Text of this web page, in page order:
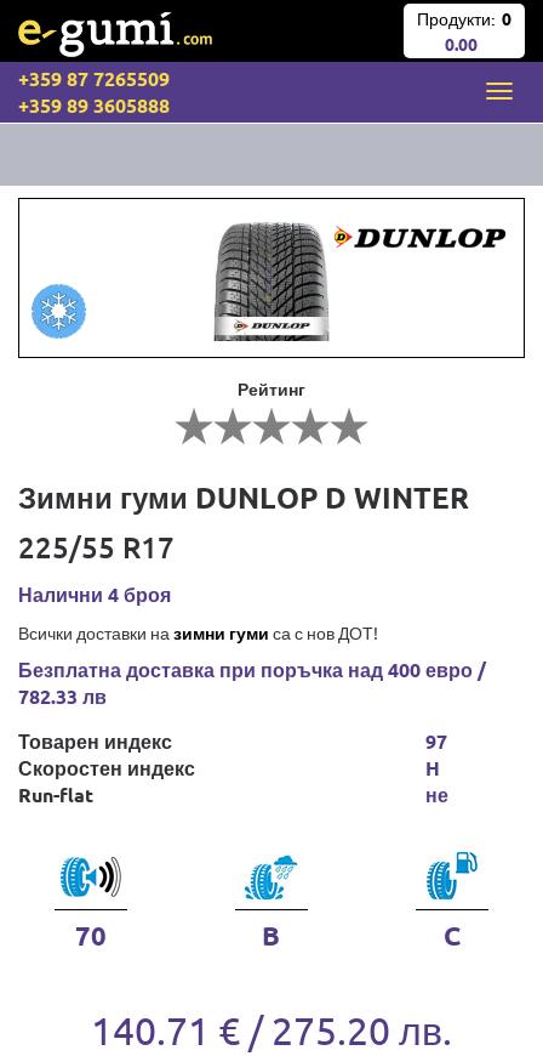
Продукти: 0
0.00
+359 87 7265509
+359 89 3605888
Рейтинг
Зимни гуми DUNLOP D WINTER
225/55 R17
Налични 4 броя
Всички доставки на зимни гуми са с нов ДОТ!
Безплатна доставка при поръчка над 400 евро /
782.33 лв
Товарен индекс
Скоростен индекс
Run-flat
97
H
не
70 B C
140.71 € / 275.20 лв.